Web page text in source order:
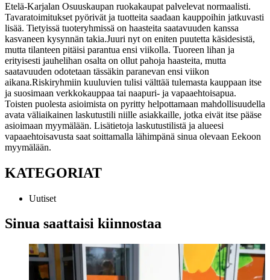
Etelä-Karjalan Osuuskaupan ruokakaupat palvelevat normaalisti.
Tavaratoimitukset pyörivät ja tuotteita saadaan kauppoihin jatkuvasti
lisää. Tietyissä tuoteryhmissä on haasteita saatavuuden kanssa
kasvaneen kysynnän takia.Juuri nyt on eniten puutetta käsidesistä,
mutta tilanteen pitäisi parantua ensi viikolla. Tuoreen lihan ja
erityisesti jauhelihan osalta on ollut pahoja haasteita, mutta
saatavuuden odotetaan tässäkin paranevan ensi viikon
aikana.Riskiryhmiin kuuluvien tulisi välttää tulemasta kauppaan itse
ja suosimaan verkkokauppaa tai naapuri- ja vapaaehtoisapua.
Toisten puolesta asioimista on pyritty helpottamaan mahdollisuudella
avata väliaikainen laskutustili niille asiakkaille, jotka eivät itse pääse
asioimaan myymälään. Lisätietoja laskutustilistä ja alueesi
vapaaehtoisavusta saat soittamalla lähimpänä sinua olevaan Eekoon
myymälään.
KATEGORIAT
Uutiset
Sinua saattaisi kiinnostaa